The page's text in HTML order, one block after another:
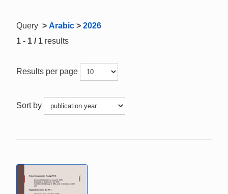
Query > Arabic > 2026
1 - 1 / 1 results
Results per page
Sort by